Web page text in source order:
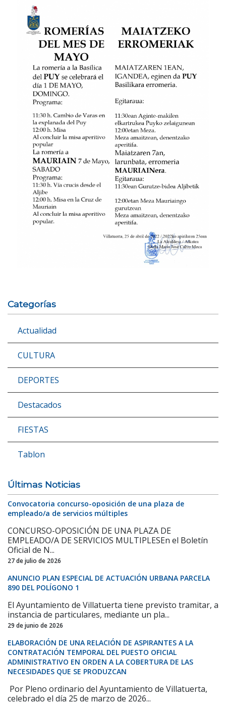
Categorías
Actualidad
CULTURA
DEPORTES
Destacados
FIESTAS
Tablon
Últimas Noticias
Convocatoria concurso-oposición de una plaza de
empleado/a de servicios múltiples
CONCURSO-OPOSICIÓN DE UNA PLAZA DE
EMPLEADO/A DE SERVICIOS MULTIPLESEn el Boletín
Oficial de N...
27 de julio de 2026
ANUNCIO PLAN ESPECIAL DE ACTUACIÓN URBANA PARCELA
890 DEL POLÍGONO 1
El Ayuntamiento de Villatuerta tiene previsto tramitar, a
instancia de particulares, mediante un pla...
29 de junio de 2026
ELABORACIÓN DE UNA RELACIÓN DE ASPIRANTES A LA
CONTRATACIÓN TEMPORAL DEL PUESTO OFICIAL
ADMINISTRATIVO EN ORDEN A LA COBERTURA DE LAS
NECESIDADES QUE SE PRODUZCAN
Por Pleno ordinario del Ayuntamiento de Villatuerta,
celebrado el día 25 de marzo de 2026...